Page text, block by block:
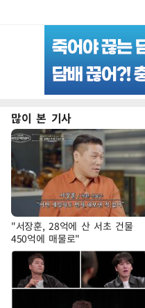
많이 본 기사
"서장훈, 28억에 산 서초 건물
450억에 매물로"